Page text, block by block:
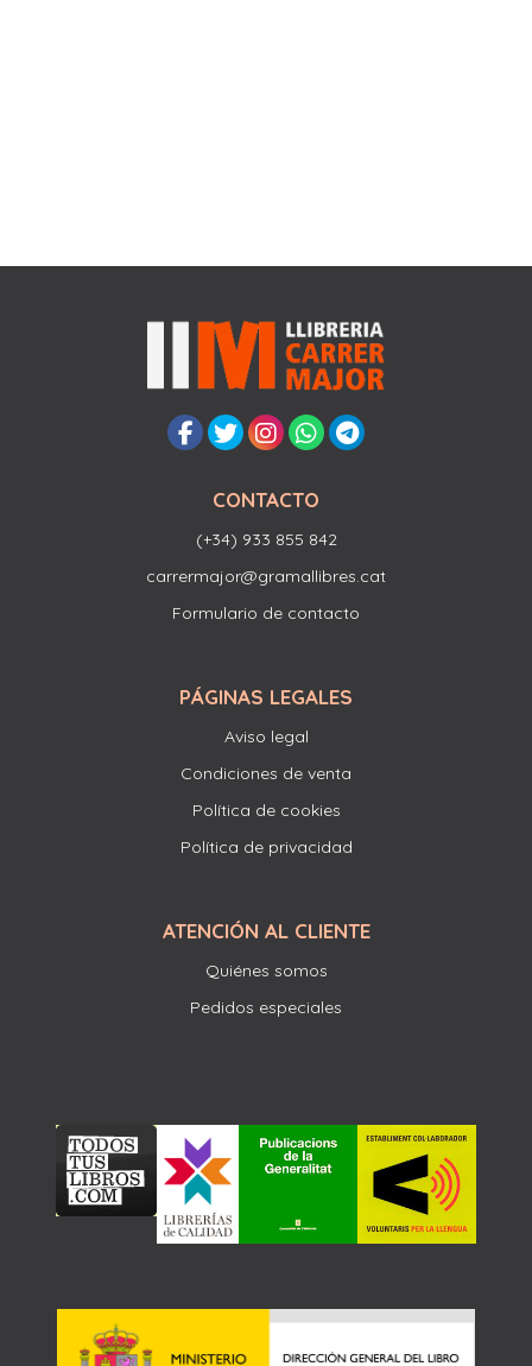
CONTACTO
(+34) 933 855 842
carrermajor@gramallibres.cat
Formulario de contacto
PÁGINAS LEGALES
Aviso legal
Condiciones de venta
Política de cookies
Política de privacidad
ATENCIÓN AL CLIENTE
Quiénes somos
Pedidos especiales